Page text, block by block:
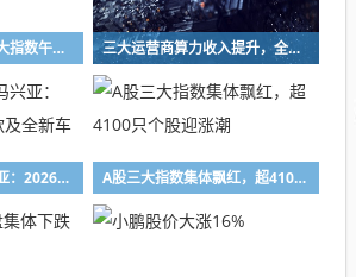
重回4100点！A股三大指数午后集体大涨 三大运营商算力收入提升，全面转向以Token服务为经营主线
广汽集团董事长冯兴亚：2026年推出9款改款及全新车型 A股三大指数集体飘红，超4100只个股迎涨潮